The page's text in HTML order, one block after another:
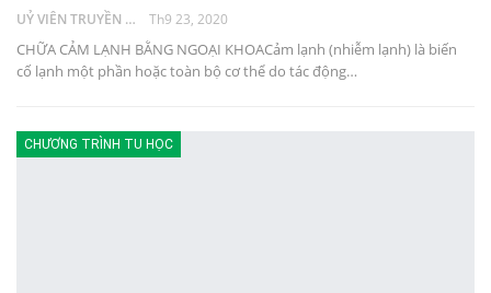
UỶ VIÊN TRUYỀN THÔNG Th9 23, 2020
CHỮA CẢM LẠNH BẰNG NGOẠI KHOACảm lạnh (nhiễm lạnh) là biến
cố lạnh một phần hoặc toàn bộ cơ thể do tác động…
CHƯƠNG TRÌNH TU HỌC